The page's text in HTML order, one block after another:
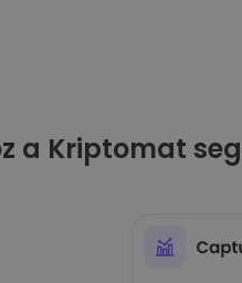
a Kriptomat